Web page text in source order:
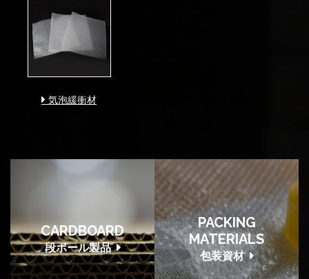
気泡緩衝材
CARDBOARD
段ボール製品
PACKING
MATERIALS
包装資材